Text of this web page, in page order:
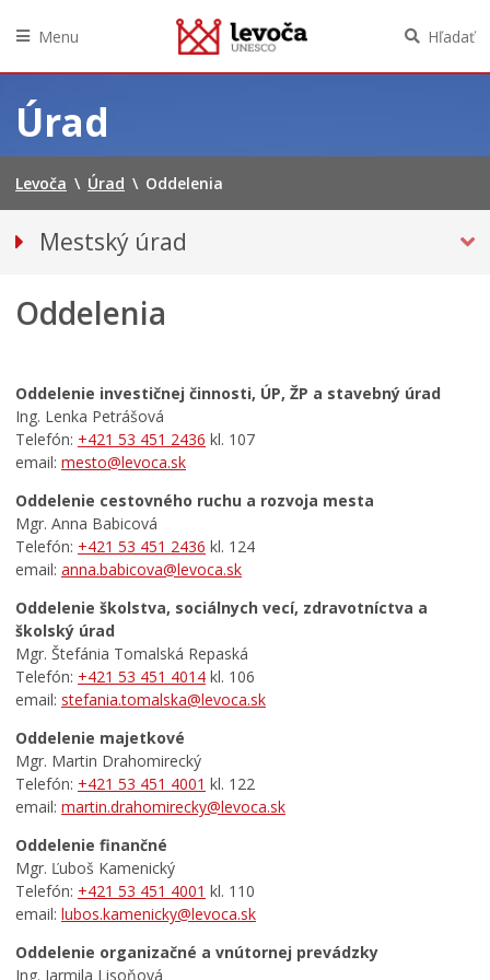
obsah
Menu Hľadať
Úrad
Levoča \ Úrad \ Oddelenia
Mestský úrad
Prednosta mestského úradu
životného prostredia a stavebný úrad
Oddelenie cestovného ruchu a rozvoja mesta
Oddelenie školstva, sociálnych vecí, zdravotníctvo a
školský úrad
Oddelenie majetkové
Oddelenie finančné
Oddelenie organizačné a vnútornej prevádzky
Klientske centrum
Projekty
Tlačivá a agendy
Zmluvy, faktúry a objednávky
Oznamy
Výberové konania
Voľba hlavného kontrolóra mesta Levoča
Ochrana osobných údajov
Úradné hodiny pre styk s verejnosťou
Oddelenia
Oddelenie investičnej činnosti, ÚP, ŽP a stavebný úrad
Ing. Lenka Petrášová
Telefón: +421 53 451 2436 kl. 107
email: mesto@levoca.sk
Oddelenie cestovného ruchu a rozvoja mesta
Mgr. Anna Babicová
Telefón: +421 53 451 2436 kl. 124
email: anna.babicova@levoca.sk
Oddelenie školstva, sociálnych vecí, zdravotníctva a
školský úrad
Mgr. Štefánia Tomalská Repaská
Telefón: +421 53 451 4014 kl. 106
email: stefania.tomalska@levoca.sk
Oddelenie majetkové
Mgr. Martin Drahomirecký
Telefón: +421 53 451 4001 kl. 122
email: martin.drahomirecky@levoca.sk
Oddelenie finančné
Mgr. Ľuboš Kamenický
Telefón: +421 53 451 4001 kl. 110
email: lubos.kamenicky@levoca.sk
Oddelenie organizačné a vnútornej prevádzky
Ing. Jarmila Lisoňová